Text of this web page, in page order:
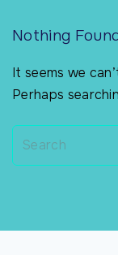
Nothing
It seems we
Perhaps